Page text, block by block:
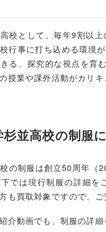
校として、毎年9割以
行事に打ち込める環境
る、探究的な視点を育
授業や課外活動がカリキ
杉並高校の制服
の制服は創立50周年（
では現行制服の詳細
も買取対象ですので、ご
介動画でも、制服の詳細